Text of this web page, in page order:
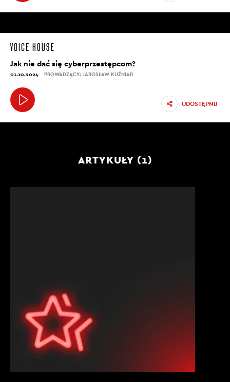
Jak nie dać się cyberprzestępcom?
01.10.2024 PROWADZĄCY: JAROSŁAW KUŹNIAR
UDOSTĘPNIJ
ARTYKUŁY (1)